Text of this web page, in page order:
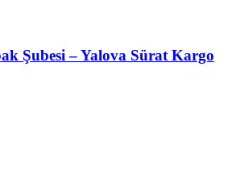
Şubesi – Yalova Sürat Kargo